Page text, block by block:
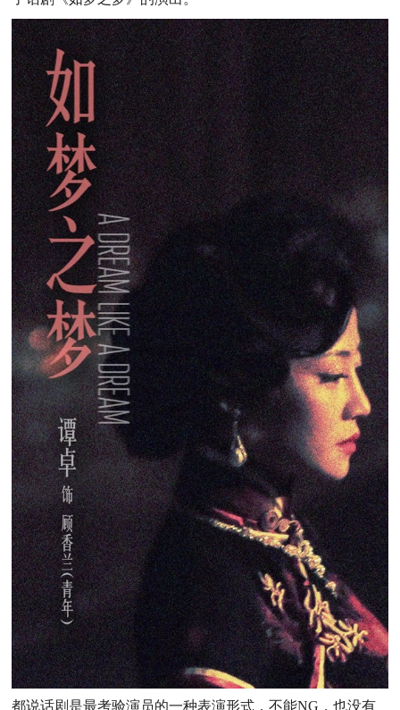
都说话剧是最考验演员的一种表演形式，不能NG，也没有